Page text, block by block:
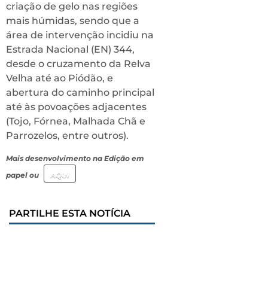
criação de gelo nas regiões
mais húmidas, sendo que a
área de intervenção incidiu na
Estrada Nacional (EN) 344,
desde o cruzamento da Relva
Velha até ao Piódão, e
abertura do caminho principal
até às povoações adjacentes
(Tojo, Fórnea, Malhada Chã e
Parrozelos, entre outros).
Mais desenvolvimento na Edição em
papel ou
AQUI
PARTILHE ESTA NOTÍCIA